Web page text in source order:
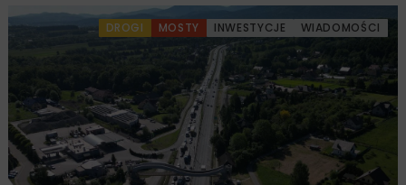
DROGI MOSTY INWESTYCJE WIADOMOŚCI